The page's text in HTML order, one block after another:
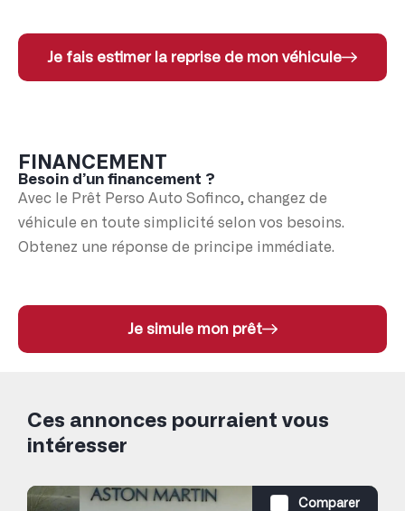
Je fais estimer la reprise de mon véhicule
FINANCEMENT
Besoin d’un financement ?
Avec le Prêt Perso Auto Sofinco, changez de
véhicule en toute simplicité selon vos besoins.
Obtenez une réponse de principe immédiate.
Je simule mon prêt
Ces annonces pourraient vous
intéresser
Comparer